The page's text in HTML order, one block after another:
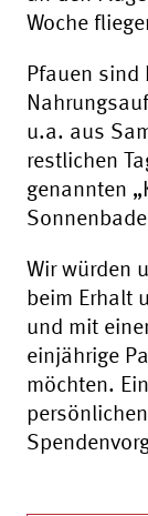
Woche
Pfauen sind
u.a. aus
restlichen
genannten
Wir würden
beim Erhalt
und mit
einjährige
möchten.